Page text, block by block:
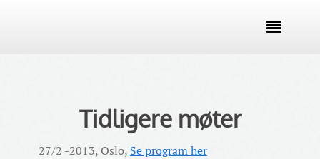

Tidligere møter
27/2 -2013, Oslo, Se program her